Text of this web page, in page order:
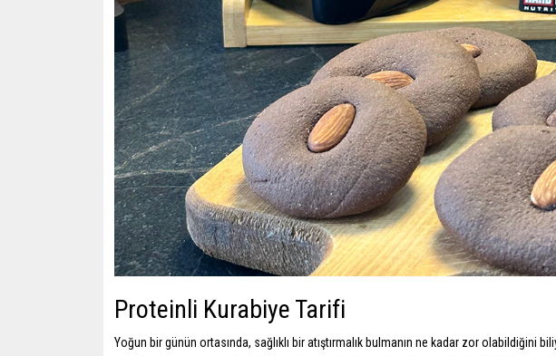
Proteinli Kurabiye Tarifi
Yoğun bir günün ortasında, sağlıklı bir atıştırmalık bulmanın ne kadar zor olabildiğini